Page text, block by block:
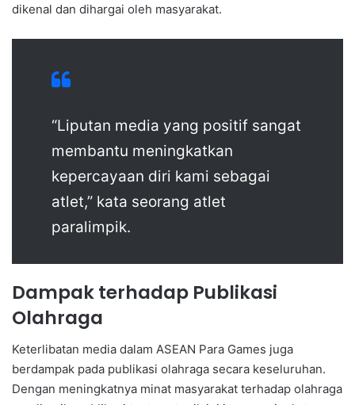
dikenal dan dihargai oleh masyarakat.
“Liputan media yang positif sangat
membantu meningkatkan
kepercayaan diri kami sebagai
atlet,” kata seorang atlet
paralimpik.
Dampak terhadap Publikasi
Olahraga
Keterlibatan media dalam ASEAN Para Games juga
berdampak pada publikasi olahraga secara keseluruhan.
Dengan meningkatnya minat masyarakat terhadap olahraga